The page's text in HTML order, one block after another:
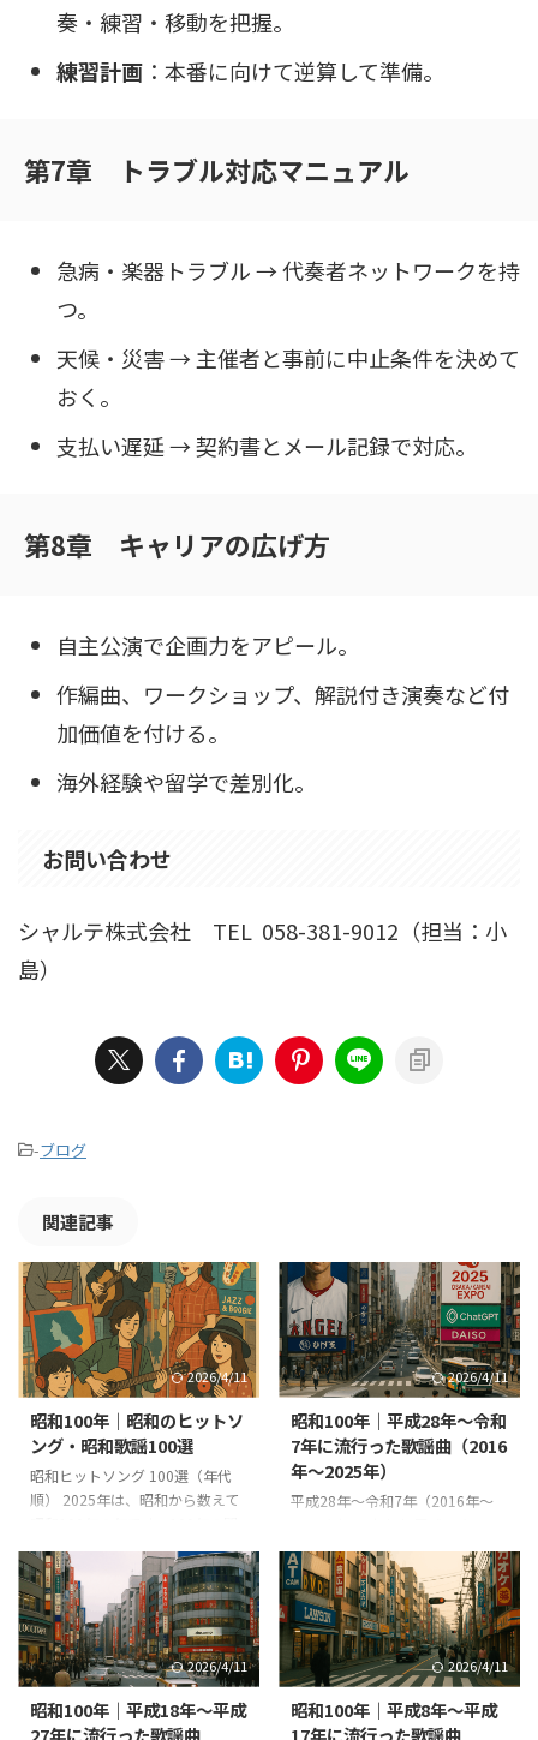
奏・練習・移動を把握。
練習計画 ：本番に向けて逆算して準備。
第7章 トラブル対応マニュアル
急病・楽器トラブル → 代奏者ネットワークを持
つ。
天候・災害 → 主催者と事前に中止条件を決めて
おく。
支払い遅延 → 契約書とメール記録で対応。
第8章 キャリアの広げ方
自主公演で企画力をアピール。
作編曲、ワークショップ、解説付き演奏など付
加価値を付ける。
海外経験や留学で差別化。
お問い合わせ
シャルテ株式会社 TEL 058-381-9012（担当：小
島）
-ブログ
関連記事
2026/4/11
昭和100年｜昭和のヒットソ
ング・昭和歌謡100選
昭和ヒットソング 100選（年代
順） 2025年は、昭和から数えて
に様々なことが起こりました。
昭和時代の歩み（1926〜1989
年） 1. 昭和初期（1926〜1931
年） 昭和は1926年（昭和元
年）、大正天皇の崩御に伴い始ま
りました。この時期の日本は、大
正デモクラシーの流れを受けた自
由主義的風潮が残る一方、世界恐
2026/4/11
昭和100年｜平成28年〜令和
7年に流行った歌謡曲（2016
年〜2025年）
平成28年〜令和7年（2016年〜
（2016年） 熊本地震（4月）で
最大震度7を2度観測し、大きな
被害 天皇陛下（当時）の生前退
位意向を示すお気持ち表明 リオ
デジャネイロ五輪で日本が史上最
多41個のメダル 大谷翔平が日本
シリーズで二刀流として活躍 ピ
コ太郎「PPAP」が世界的ヒット
2026/4/11
昭和100年｜平成18年〜平成
27年に流行った歌謡曲
2026/4/11
昭和100年｜平成8年〜平成
17年に流行った歌謡曲